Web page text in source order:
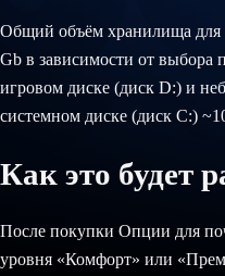
Общий объём хранилища для
Gb в зависимости от
игровом диске (диск D:) и
системном диске (диск C:)
Как это будет
После покупки Опции для
уровня «Комфорт» или